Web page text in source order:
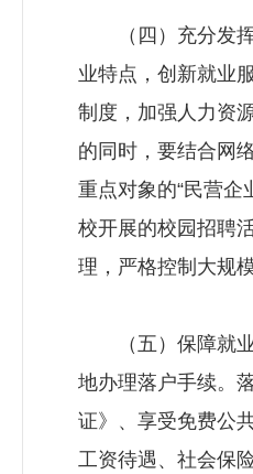
（四）充分发挥
业特点，创新就业
制度，加强人力资
的同时，要结合网
重点对象的“民营企
校开展的校园招聘
理，严格控制大规
（五）保障就业
地办理落户手续。
证》、享受免费公
工资待遇、社会保